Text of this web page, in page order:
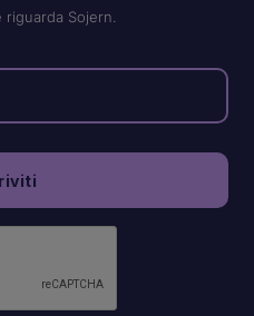
Sojern.